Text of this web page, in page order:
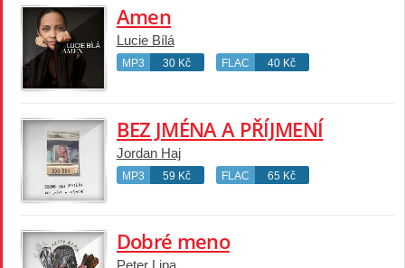
Amen
Lucie Bílá
MP3 30 Kč FLAC 40 Kč
BEZ JMÉNA A PŘÍJMENÍ
Jordan Haj
MP3 59 Kč FLAC 65 Kč
Dobré meno